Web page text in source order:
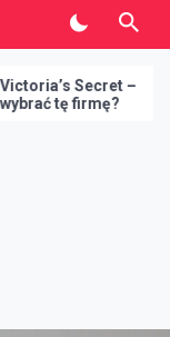
Secret –
firmę?